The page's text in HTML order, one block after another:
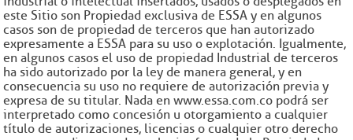
este Sitio son Propiedad exclusiva de ESSA y en algunos
casos son de propiedad de terceros que han autorizado
expresamente a ESSA para su uso o explotación. Igualmente,
en algunos casos el uso de propiedad Industrial de terceros
ha sido autorizado por la ley de manera general, y en
consecuencia su uso no requiere de autorización previa y
expresa de su titular. Nada en www.essa.com.co podrá ser
interpretado como concesión u otorgamiento a cualquier
título de autorizaciones, licencias o cualquier otro derecho